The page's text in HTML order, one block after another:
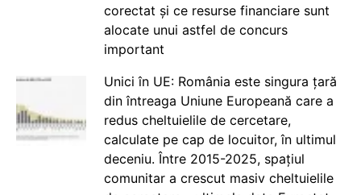
corectat și ce resurse financiare sunt
alocate unui astfel de concurs
important
Unici în UE: România este singura țară
din întreaga Uniune Europeană care a
redus cheltuielile de cercetare,
calculate pe cap de locuitor, în ultimul
deceniu. Între 2015-2025, spațiul
comunitar a crescut masiv cheltuielile